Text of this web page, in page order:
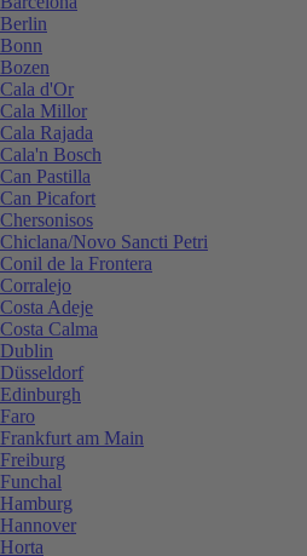
Berlin
Bonn
Bozen
Cala d'Or
Cala Millor
Cala Rajada
Cala'n Bosch
Can Pastilla
Can Picafort
Chersonisos
Chiclana/Novo Sancti Petri
Conil de la Frontera
Corralejo
Costa Adeje
Costa Calma
Dublin
Düsseldorf
Edinburgh
Faro
Frankfurt am Main
Freiburg
Funchal
Hamburg
Hannover
Horta